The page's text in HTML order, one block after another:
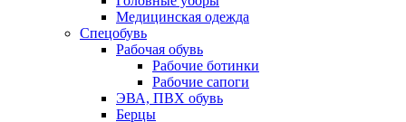
Медицинская одежда
Спецобувь
Рабочая обувь
Рабочие ботинки
Рабочие сапоги
ЭВА, ПВХ обувь
Берцы